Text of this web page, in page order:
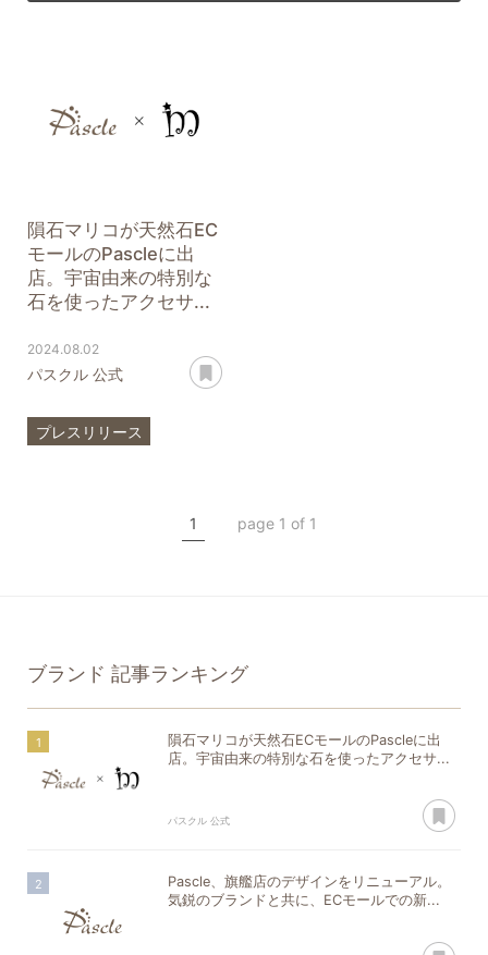
隕石マリコが天然石EC
モールのPascleに出
店。宇宙由来の特別な
石を使ったアクセサ...
2024.08.02
パスクル 公式
プレスリリース
1
page 1 of 1
ブランド 記事ランキング
隕石マリコが天然石ECモールのPascleに出
店。宇宙由来の特別な石を使ったアクセサ...
パスクル 公式
Pascle、旗艦店のデザインをリニューアル。
気鋭のブランドと共に、ECモールでの新...